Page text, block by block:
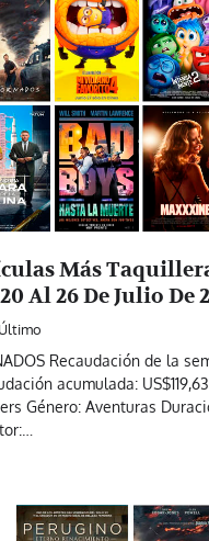
Más
Al 26 De Julio De
Recaudación de la
acumulada:
Género: Aventuras